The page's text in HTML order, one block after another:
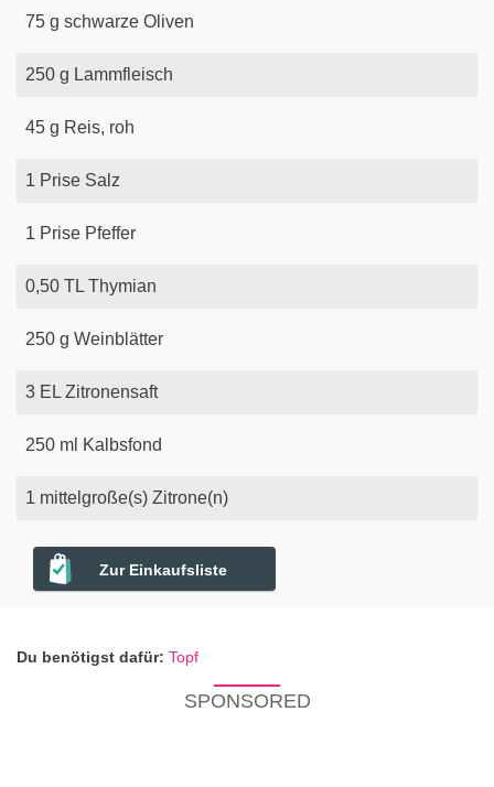
75 g schwarze Oliven
250 g Lammfleisch
45 g Reis, roh
1 Prise Salz
1 Prise Pfeffer
0,50 TL Thymian
250 g Weinblätter
3 EL Zitronensaft
250 ml Kalbsfond
1 mittelgroße(s) Zitrone(n)
Zur Einkaufsliste
Du benötigst dafür: Topf
SPONSORED